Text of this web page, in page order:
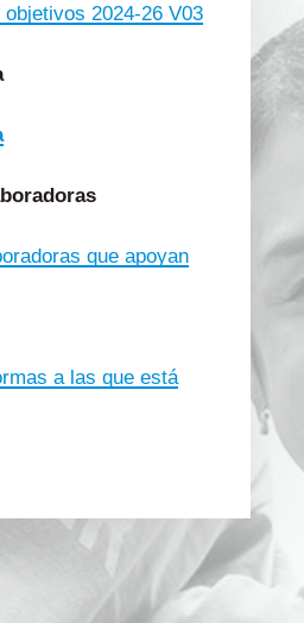
2024-26 V03
que apoyan
a las que está